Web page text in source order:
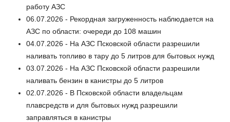
работу АЗС
06.07.2026 - Рекордная загруженность наблюдается на
АЗС по области: очереди до 108 машин
04.07.2026 - На АЗС Псковской области разрешили
наливать топливо в тару до 5 литров для бытовых нужд
03.07.2026 - На АЗС Псковской области разрешили
наливать бензин в канистры до 5 литров
02.07.2026 - В Псковской области владельцам
плавсредств и для бытовых нужд разрешили
заправляться в канистры